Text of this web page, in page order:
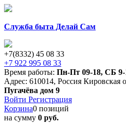
Служба быта Делай Сам
+7(8332) 45 08 33
+7 922 995 08 33
Время работы: Пн-Пт 09-18, СБ 9-
Адрес: 610014, Россия Кировская
Пугачёва дом 9
Войти Регистрация
Корзина0 позиций
на сумму 0 руб.